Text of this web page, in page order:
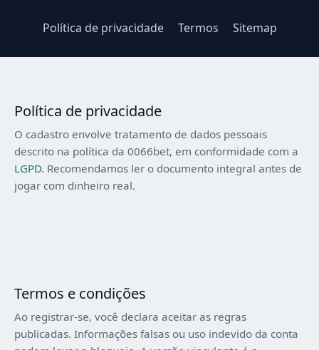
Política de privacidade Termos Sitemap
Política de privacidade
O cadastro envolve tratamento de dados pessoais
descrito na política da 0066bet, em conformidade com a
LGPD. Recomendamos ler o documento integral antes de
jogar com dinheiro real.
Termos e condições
Ao registrar-se, você declara aceitar as regras
publicadas. Informações falsas ou uso indevido da conta